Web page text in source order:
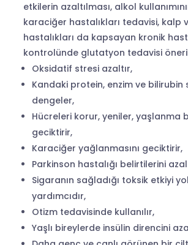
etkilerin azaltılması, alkol
karaciğer hastalıkları tedavisi, kalp
hastalıkları da kapsayan kronik
kontrolünde glutatyon tedavisi
Oksidatif stresi azaltır,
Kandaki protein, enzim ve bilirubin
dengeler,
Hücreleri korur, yeniler, yaşlanma
geciktirir,
Karaciğer yağlanmasını geciktirir,
Parkinson hastalığı belirtilerini
Sigaranın sağladığı toksik etkiyi
yardımcıdır,
Otizm tedavisinde kullanılır,
Yaşlı bireylerde insülin direncini